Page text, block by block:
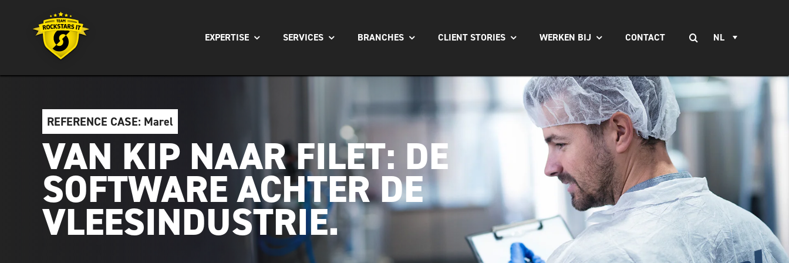
Zoeken
NL
EXPERTISE SERVICES BRANCHES CLIENT STORIES WERKEN BIJ CONTACT
REFERENCE CASE: Marel
VAN KIP NAAR FILET: DE
SOFTWARE ACHTER DE
VLEESINDUSTRIE.